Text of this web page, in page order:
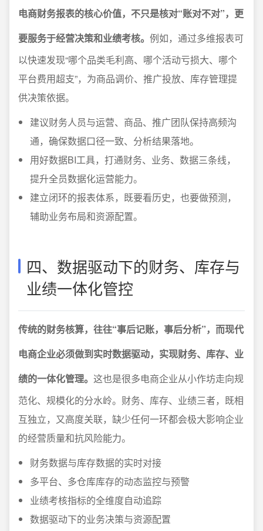
电商财务报表的核心价值，不只是核对“账对不对”，更
要服务于经营决策和业绩考核。 例如，通过多维报表可
以快速发现“哪个品类毛利高、哪个活动亏损大、哪个
平台费用超支”，为商品调价、推广投放、库存管理提
供决策依据。
建议财务人员与运营、商品、推广团队保持高频沟
通，确保数据口径一致、分析结果落地。
用好数据BI工具，打通财务、业务、数据三条线，
提升全员数据化运营能力。
建立闭环的报表体系，既要看历史，也要做预测，
辅助业务布局和资源配置。
四、数据驱动下的财务、库存与
业绩一体化管控
传统的财务核算，往往“事后记账，事后分析”，而现代
电商企业必须做到实时数据驱动，实现财务、库存、业
绩的一体化管理。 这也是很多电商企业从小作坊走向规
范化、规模化的分水岭。财务、库存、业绩三者，既相
互独立，又高度关联，缺少任何一环都会极大影响企业
的经营质量和抗风险能力。
财务数据与库存数据的实时对接
多平台、多仓库库存的动态监控与预警
业绩考核指标的全维度自动追踪
数据驱动下的业务决策与资源配置